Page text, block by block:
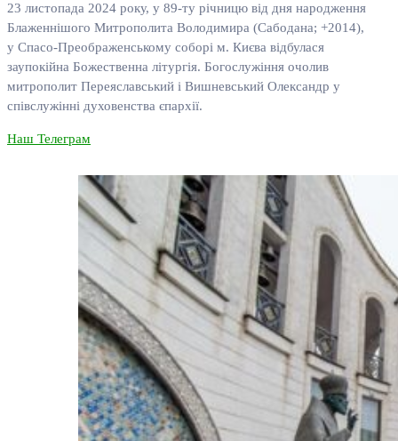
23 листопада 2024 року, у 89-ту річницю від дня народження
Блаженнішого Митрополита Володимира (Сабодана; +2014),
у Спасо-Преображенському соборі м. Києва відбулася
заупокійна Божественна літургія. Богослужіння очолив
митрополит Переяславський і Вишневський Олександр у
співслужінні духовенства єпархії.
Наш Телеграм